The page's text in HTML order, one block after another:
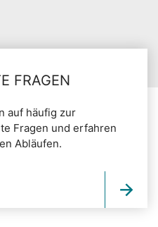
FRAGEN
auf häufig zur
Fragen und erfahren
Abläufen.